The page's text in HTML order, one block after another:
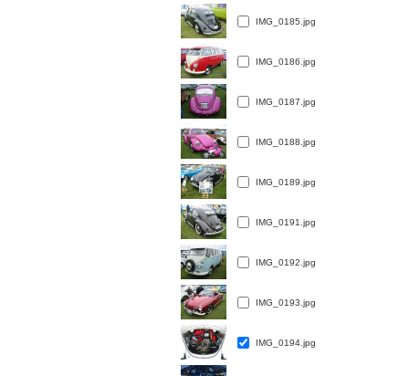
IMG_0185.jpg
IMG_0186.jpg
IMG_0187.jpg
IMG_0188.jpg
IMG_0189.jpg
IMG_0191.jpg
IMG_0192.jpg
IMG_0193.jpg
IMG_0194.jpg